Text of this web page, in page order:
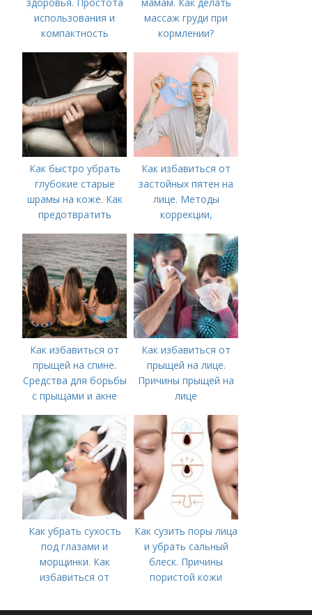
использования и
компактность
массаж груди при
кормлении?
Как быстро убрать
глубокие старые
шрамы на коже. Как
предотвратить
Как избавиться от
застойных пятен на
лице. Методы
коррекции,
акне и удаления
рубцов и шрамов
постакне
Как избавиться от
прыщей на спине.
Средства для борьбы
с прыщами и акне
Как избавиться от
прыщей на лице.
Причины прыщей на
лице
Как убрать сухость
под глазами и
морщинки. Как
избавиться от
косметологические
Как сузить поры лица
и убрать сальный
блеск. Причины
пористой кожи